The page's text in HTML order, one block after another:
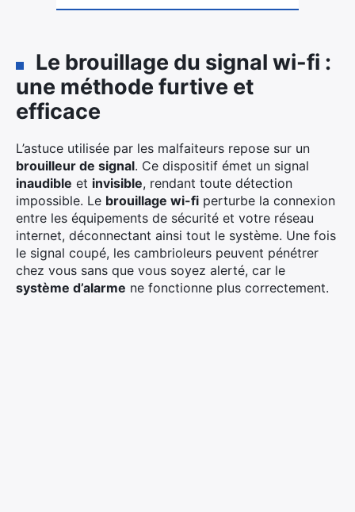
Le brouillage du signal wi-fi :
une méthode furtive et
efficace
L’astuce utilisée par les malfaiteurs repose sur un
brouilleur de signal. Ce dispositif émet un signal
inaudible et invisible, rendant toute détection
impossible. Le brouillage wi-fi perturbe la connexion
entre les équipements de sécurité et votre réseau
internet, déconnectant ainsi tout le système. Une fois
le signal coupé, les cambrioleurs peuvent pénétrer
chez vous sans que vous soyez alerté, car le
système d’alarme ne fonctionne plus correctement.